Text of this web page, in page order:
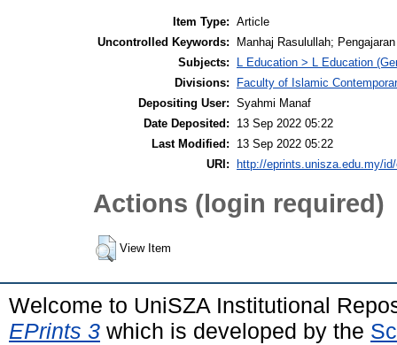
Item Type: Article
Uncontrolled Keywords:
Manhaj Rasulullah;
Subjects:
L Education > L Education
Divisions:
Faculty of Islamic
Depositing User: Syahmi Manaf
Date Deposited:
13 Sep 2022 05:22
Last Modified:
13 Sep 2022 05:22
URI:
http://eprints.unisza.edu.my/
Actions (login required)
View Item
Welcome to UniSZA Institutional
EPrints 3 which is developed by the